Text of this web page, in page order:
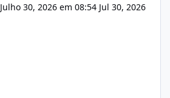
Julho 30, 2026 em 08:54 Jul 30, 2026